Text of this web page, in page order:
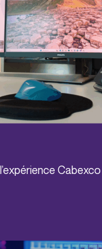
Cabexco